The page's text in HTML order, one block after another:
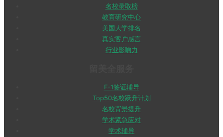
名校录取榜
教育研究中心
美国大学排名
真实客户感言
行业影响力
F-1签证辅导
Top50名校跃升计划
名校背景提升
学术紧急应对
学术辅导